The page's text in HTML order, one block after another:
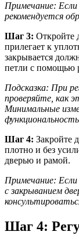
Примечание: Если
рекомендуется
Шаг 3: Откройте
прилегает к
закрывается
петли с помощью
Подсказка: При
проверяйте, как
Минимальные
Шаг 4: Закройте
плотно и без
дверью и рамой.
Примечание: Если
с закрыванием
Шаг 4: